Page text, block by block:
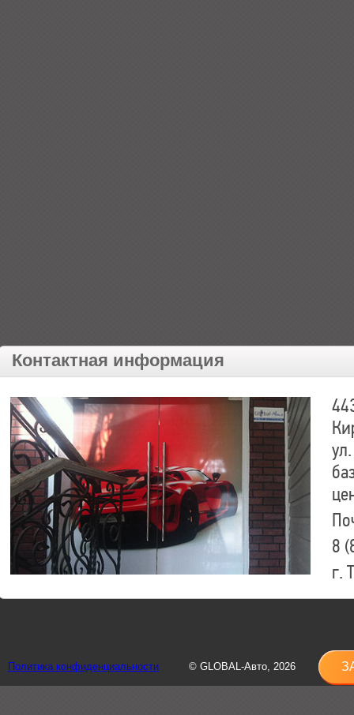
Контактная информация
8
г.
8
Политика конфиденциальности © GLOBAL-Авто, 2026